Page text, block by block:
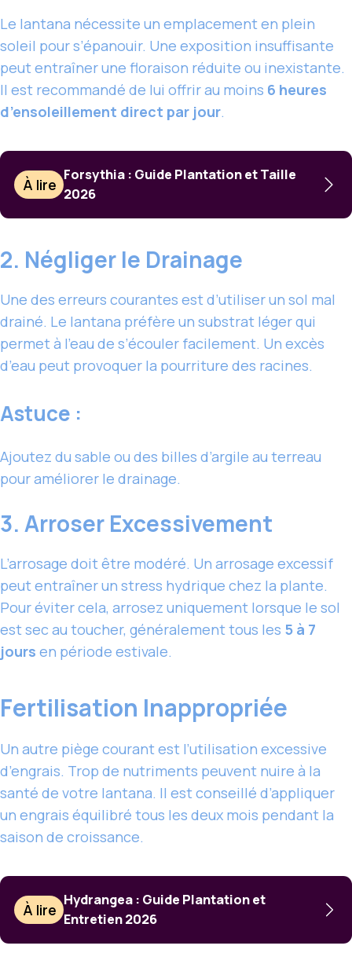
Le lantana nécessite un emplacement en plein
soleil pour s’épanouir. Une exposition insuffisante
peut entraîner une floraison réduite ou inexistante.
Il est recommandé de lui offrir au moins 6 heures
d’ensoleillement direct par jour.
À lire
Forsythia : Guide Plantation et Taille
2026
2. Négliger le Drainage
Une des erreurs courantes est d’utiliser un sol mal
drainé. Le lantana préfère un substrat léger qui
permet à l’eau de s’écouler facilement. Un excès
d’eau peut provoquer la pourriture des racines.
Astuce :
Ajoutez du sable ou des billes d’argile au terreau
pour améliorer le drainage.
3. Arroser Excessivement
L’arrosage doit être modéré. Un arrosage excessif
peut entraîner un stress hydrique chez la plante.
Pour éviter cela, arrosez uniquement lorsque le sol
est sec au toucher, généralement tous les 5 à 7
jours en période estivale.
Fertilisation Inappropriée
Un autre piège courant est l’utilisation excessive
d’engrais. Trop de nutriments peuvent nuire à la
santé de votre lantana. Il est conseillé d’appliquer
un engrais équilibré tous les deux mois pendant la
saison de croissance.
À lire
Hydrangea : Guide Plantation et
Entretien 2026